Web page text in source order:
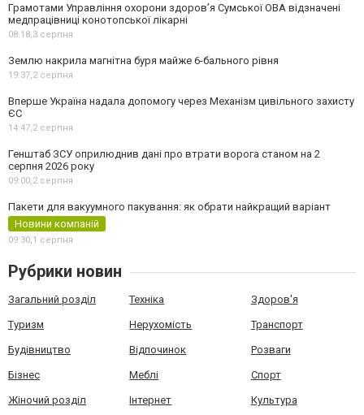
Грамотами Управління охорони здоров’я Сумської ОВА відзначені
медпрацівниці конотопської лікарні
08:18,3 серпня
Землю накрила магнітна буря майже 6-бального рівня
19:37,2 серпня
Вперше Україна надала допомогу через Механізм цивільного захисту
ЄС
14:47,2 серпня
Генштаб ЗСУ оприлюднив дані про втрати ворога станом на 2
серпня 2026 року
09:00,2 серпня
Пакети для вакуумного пакування: як обрати найкращий варіант
Новини компаній
09:30,1 серпня
Рубрики новин
Загальний розділ Техніка Здоров'я
Туризм Нерухомість Транспорт
Будівництво Відпочинок Розваги
Бізнес Меблі Спорт
Жіночий розділ Інтернет Культура